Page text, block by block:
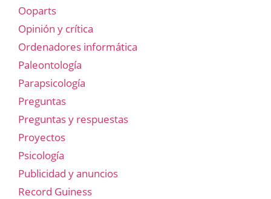
Ooparts
Opinión y crítica
Ordenadores informática
Paleontología
Parapsicología
Preguntas
Preguntas y respuestas
Proyectos
Psicología
Publicidad y anuncios
Record Guiness